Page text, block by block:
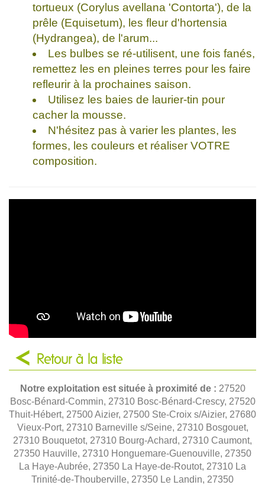
tortueux (Corylus avellana 'Contorta'), de la
prêle (Equisetum), les fleur d'hortensia
(Hydrangea), de l'arum...
Les bulbes se ré-utilisent, une fois fanés,
remettez les en pleines terres pour les faire
refleurir à la prochaines saison.
Utilisez les baies de laurier-tin pour
cacher la mousse.
N'hésitez pas à varier les plantes, les
formes, les couleurs et réaliser VOTRE
composition.
Retour à la liste
Notre exploitation est située à proximité de : 27520
Bosc-Bénard-Commin, 27310 Bosc-Bénard-Crescy, 27520
Thuit-Hébert, 27500 Aizier, 27500 Ste-Croix s/Aizier, 27680
Vieux-Port, 27310 Barneville s/Seine, 27310 Bosgouet,
27310 Bouquetot, 27310 Bourg-Achard, 27310 Caumont,
27350 Hauville, 27310 Honguemare-Guenouville, 27350
La Haye-Aubrée, 27350 La Haye-de-Routot, 27310 La
Trinité-de-Thouberville, 27350 Le Landin, 27350